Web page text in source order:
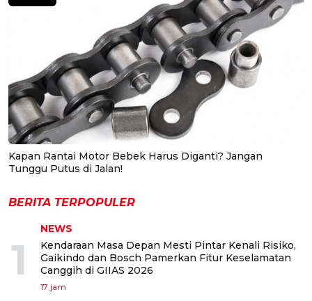
Kapan Rantai Motor Bebek Harus Diganti? Jangan
Tunggu Putus di Jalan!
BERITA TERPOPULER
1
NEWS
Kendaraan Masa Depan Mesti Pintar Kenali Risiko,
Gaikindo dan Bosch Pamerkan Fitur Keselamatan
Canggih di GIIAS 2026
17 jam